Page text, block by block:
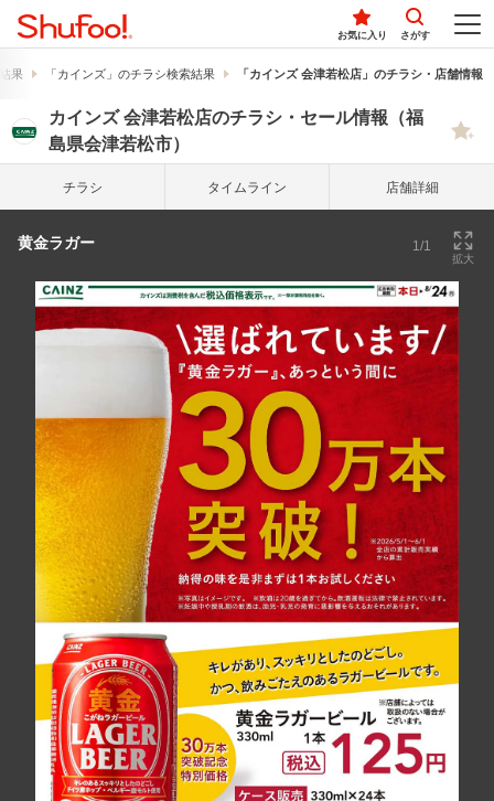
お気に入り さがす
果 「カインズ」のチラシ検索結果 「カインズ 会津若松店」のチラシ・店舗情報
カインズ 会津若松店のチラシ・セール情報（福
島県会津若松市）
チラシ タイム ライン 店舗詳細
黄金ラガー 1/1
拡大